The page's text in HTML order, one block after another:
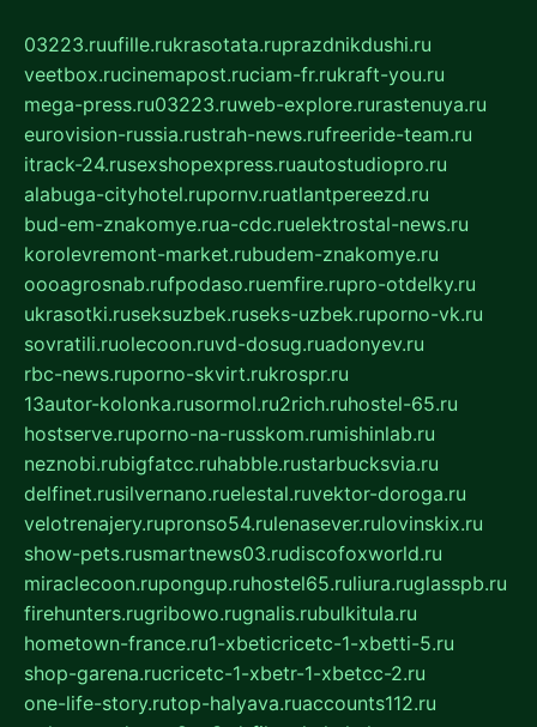
03223.ruufille.rukrasotata.ruprazdnikdushi.ru
veetbox.rucinemapost.ruciam-fr.rukraft-you.ru
mega-press.ru03223.ruweb-explore.rurastenuya.ru
eurovision-russia.rustrah-news.rufreeride-team.ru
itrack-24.rusexshopexpress.ruautostudiopro.ru
alabuga-cityhotel.rupornv.ruatlantpereezd.ru
bud-em-znakomye.rua-cdc.ruelektrostal-news.ru
korolevremont-market.rubudem-znakomye.ru
oooagrosnab.rufpodaso.ruemfire.rupro-otdelky.ru
ukrasotki.ruseksuzbek.ruseks-uzbek.ruporno-vk.ru
sovratili.ruolecoon.ruvd-dosug.ruadonyev.ru
rbc-news.ruporno-skvirt.rukrospr.ru
13autor-kolonka.rusormol.ru2rich.ruhostel-65.ru
hostserve.ruporno-na-russkom.rumishinlab.ru
neznobi.rubigfatcc.ruhabble.rustarbucksvia.ru
delfinet.rusilvernano.ruelestal.ruvektor-doroga.ru
velotrenajery.rupronso54.rulenasever.rulovinskix.ru
show-pets.rusmartnews03.rudiscofoxworld.ru
miraclecoon.rupongup.ruhostel65.ruliura.ruglasspb.ru
firehunters.rugribowo.rugnalis.rubulkitula.ru
hometown-france.ru1-xbeticricetc-1-xbetti-5.ru
shop-garena.rucricetc-1-xbetr-1-xbetcc-2.ru
one-life-story.rutop-halyava.ruaccounts112.ru